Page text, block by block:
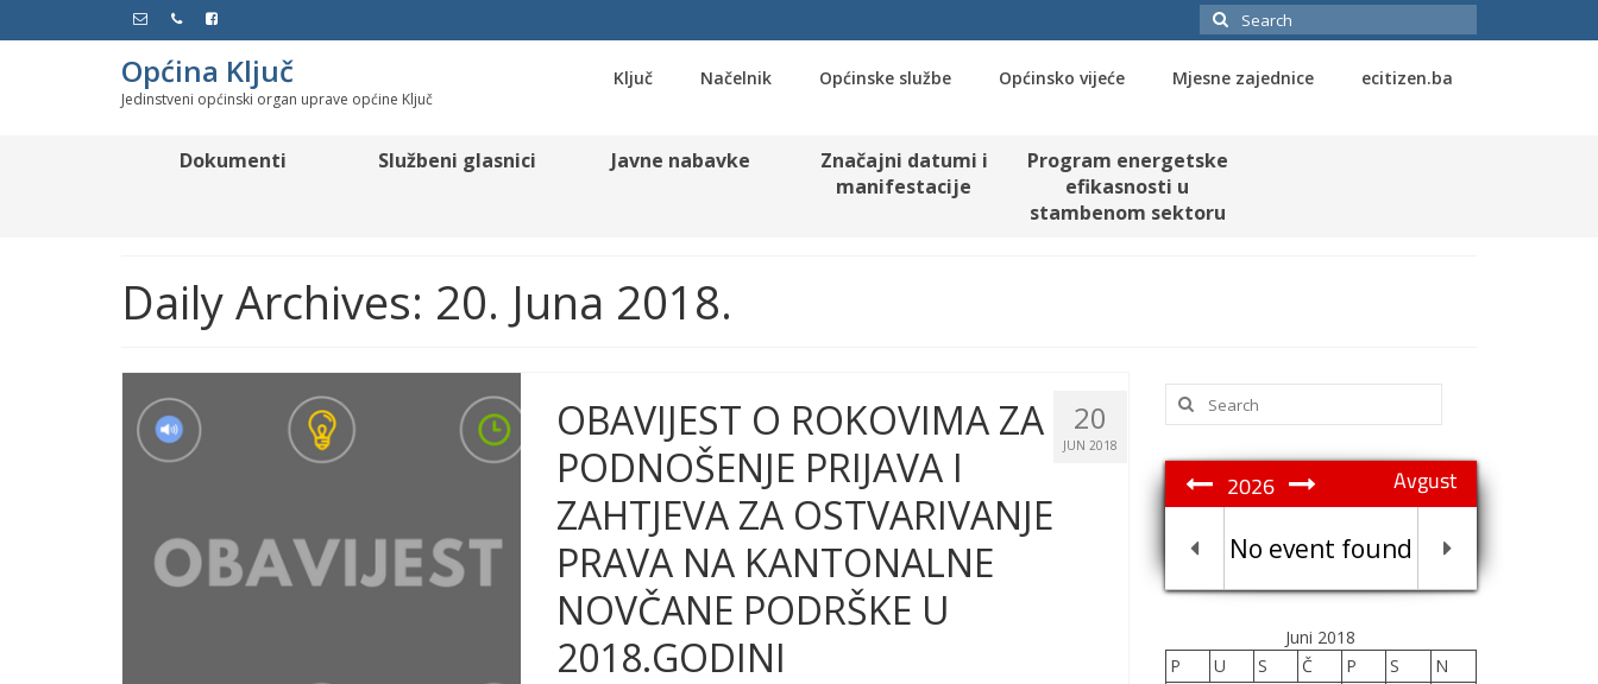
Search
for:
Općina Ključ
Jedinstveni općinski organ uprave općine Ključ
Ključ Načelnik Općinske službe Općinsko vijeće Mjesne zajednice ecitizen.ba
Dokumenti Službeni glasnici Javne nabavke
Značajni datumi i
manifestacije
Program energetske
efikasnosti u
stambenom sektoru
Daily Archives: 20. Juna 2018.
20
JUN 2018
OBAVIJEST O ROKOVIMA ZA
PODNOŠENJE PRIJAVA I
ZAHTJEVA ZA OSTVARIVANJE
PRAVA NA KANTONALNE
NOVČANE PODRŠKE U
2018.GODINI
Search
for:
Avgust
2026
No event found
Juni 2018
P
U S Č P S
N